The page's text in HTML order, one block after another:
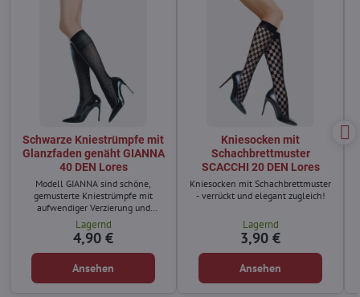
Schwarze Kniestrümpfe mit
Glanzfaden genäht GIANNA
40 DEN Lores
Modell GIANNA sind schöne,
gemusterte Kniestrümpfe mit
aufwendiger Verzierung und
Stickerei, die mit glänzendem Garn
genäht sind.
Lagernd
4,90 €
Ansehen
Kniesocken mit
Schachbrettmuster
SCACCHI 20 DEN Lores
Kniesocken mit Schachbrettmuster
- verrückt und elegant zugleich!
Lagernd
3,90 €
Ansehen